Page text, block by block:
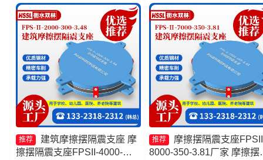
3.81厂家
推荐
建筑摩擦摆隔震支座 摩
擦摆隔震支座FPSII-4000-
推荐
摩擦摆隔震支座
8000-350-3.81厂家 摩擦摆